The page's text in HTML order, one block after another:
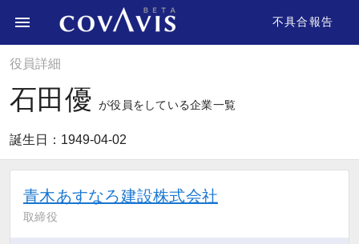
不具合報告
役員詳細
石田優 が役員をしている企業一覧
誕生日：1949-04-02
青木あすなろ建設株式会社
取締役